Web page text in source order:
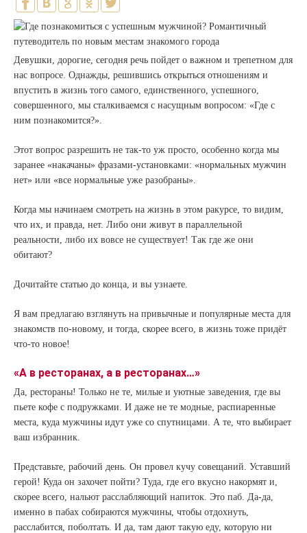
Девушки, дорогие, сегодня речь пойдет о важном и трепетном для
нас вопросе. Однажды, решившись открыться отношениям и
впустить в жизнь того самого, единственного, успешного,
совершенного, мы сталкиваемся с насущным вопросом: «Где с
ним познакомится?».
Этот вопрос разрешить не так-то уж просто, особенно когда мы
заранее «накачаны» фразами-установками: «нормальных мужчин
нет» или «все нормальные уже разобраны».
Когда мы начинаем смотреть на жизнь в этом ракурсе, то видим,
что их, и правда, нет. Либо они живут в параллельной
реальности, либо их вовсе не существует! Так где же они
обитают?
Дочитайте статью до конца, и вы узнаете.
Я вам предлагаю взглянуть на привычные и популярные места для
знакомств по-новому, и тогда, скорее всего, в жизнь тоже придёт
что-то новое!
«А в ресторанах, а в ресторанах…»
Да, рестораны! Только не те, милые и уютные заведения, где вы
пьете кофе с подружками. И даже не те модные, распиаренные
места, куда мужчины идут уже со спутницами. А те, что выбирает
ваш избранник.
Представьте, рабочий день. Он провел кучу совещаний. Уставший
герой! Куда он захочет пойти? Туда, где его вкусно накормят и,
скорее всего, нальют расслабляющий напиток. Это паб. Да-да,
именно в пабах собираются мужчины, чтобы отдохнуть,
расслабится, поболтать. И да, там дают такую еду, которую ни